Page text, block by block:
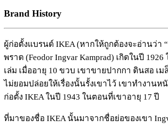
Brand History
ผู้ก่อตั้งแบรนด์ IKEA (หากให้ถูกต้องจะอ่านว่า
พราด (Feodor Ingvar Kamprad) เกิดในปี
เล่ม เมื่ออายุ 10 ขวบ เขาขายปากกา ดินสอ
ไม่ยอมปล่อยให้เรื่องนั้นรั้งเขาไว้ เขาทำงาน
ก่อตั้ง IKEA ในปี 1943 ในตอนที่เขาอายุ 17 ปี
ที่มาของชื่อ IKEA นั้นมาจากชื่อย่อของเขา